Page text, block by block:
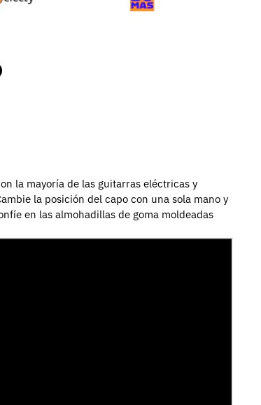
la mayoría de las guitarras eléctricas y
la posición del capo con una sola mano y
en las almohadillas de goma moldeadas